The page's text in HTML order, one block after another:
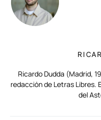
Ricardo Dudda (Madrid,
redacción de Letras Libres.
del